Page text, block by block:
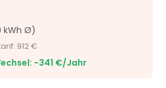
kWh Ø)
912 €
−341 €/Jahr